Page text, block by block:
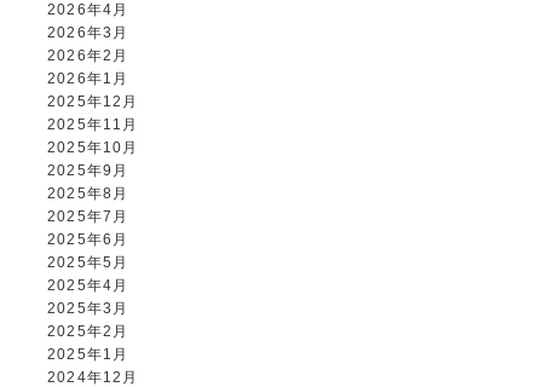
2026年4月
2026年3月
2026年2月
2026年1月
2025年12月
2025年11月
2025年10月
2025年9月
2025年8月
2025年7月
2025年6月
2025年5月
2025年4月
2025年3月
2025年2月
2025年1月
2024年12月